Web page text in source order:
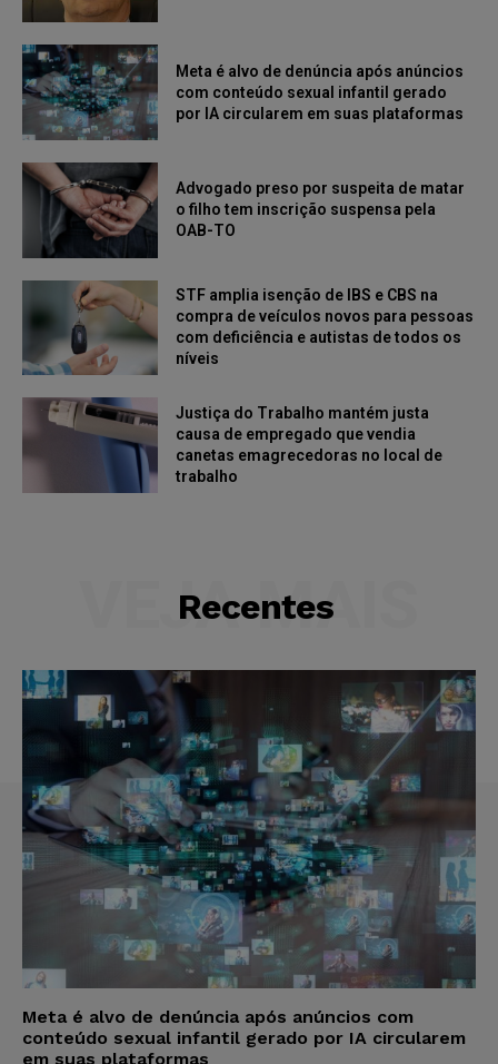
Meta é alvo de denúncia após anúncios
com conteúdo sexual infantil gerado
por IA circularem em suas plataformas
Advogado preso por suspeita de matar
o filho tem inscrição suspensa pela
OAB-TO
STF amplia isenção de IBS e CBS na
compra de veículos novos para pessoas
com deficiência e autistas de todos os
níveis
Justiça do Trabalho mantém justa
causa de empregado que vendia
canetas emagrecedoras no local de
trabalho
Recentes
VEJA MAIS
Meta é alvo de denúncia após anúncios com
conteúdo sexual infantil gerado por IA circularem
em suas plataformas